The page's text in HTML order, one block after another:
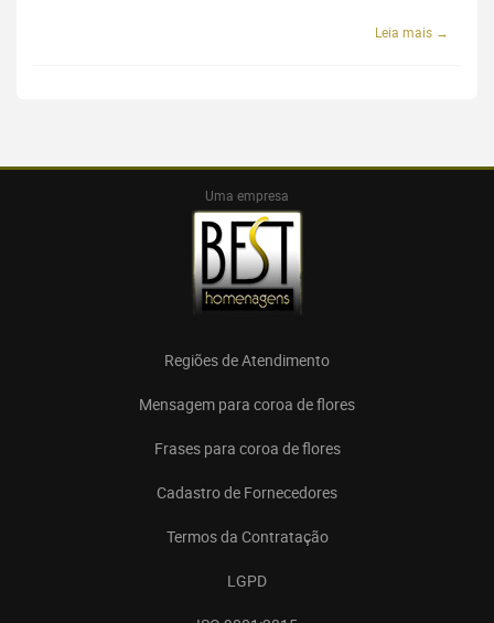
Leia mais →
Uma empresa
Regiões de Atendimento
Mensagem para coroa de flores
Frases para coroa de flores
Cadastro de Fornecedores
Termos da Contratação
LGPD